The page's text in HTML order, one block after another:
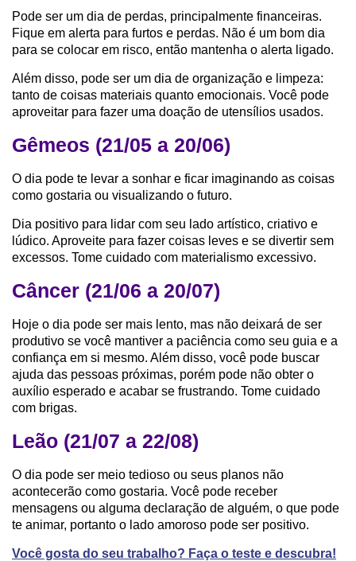
Pode ser um dia de perdas, principalmente financeiras.
Fique em alerta para furtos e perdas. Não é um bom dia
para se colocar em risco, então mantenha o alerta ligado.
Além disso, pode ser um dia de organização e limpeza:
tanto de coisas materiais quanto emocionais. Você pode
aproveitar para fazer uma doação de utensílios usados.
Gêmeos (21/05 a 20/06)
O dia pode te levar a sonhar e ficar imaginando as coisas
como gostaria ou visualizando o futuro.
Dia positivo para lidar com seu lado artístico, criativo e
lúdico. Aproveite para fazer coisas leves e se divertir sem
excessos. Tome cuidado com materialismo excessivo.
Câncer (21/06 a 20/07)
Hoje o dia pode ser mais lento, mas não deixará de ser
produtivo se você mantiver a paciência como seu guia e a
confiança em si mesmo. Além disso, você pode buscar
ajuda das pessoas próximas, porém pode não obter o
auxílio esperado e acabar se frustrando. Tome cuidado
com brigas.
Leão (21/07 a 22/08)
O dia pode ser meio tedioso ou seus planos não
acontecerão como gostaria. Você pode receber
mensagens ou alguma declaração de alguém, o que pode
te animar, portanto o lado amoroso pode ser positivo.
Você gosta do seu trabalho? Faça o teste e descubra!